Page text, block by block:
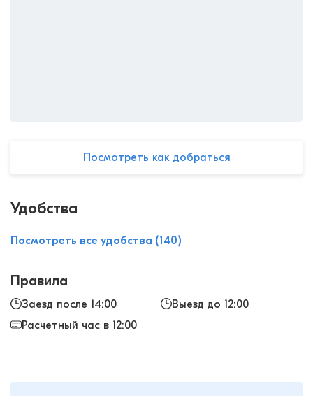
Посмотреть как добраться
Удобства
Посмотреть все удобства (140)
Правила
Заезд после 14:00
Выезд до 12:00
Расчетный час в 12:00